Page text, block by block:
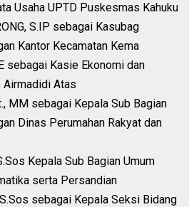
Usaha UPTD Puskesmas Kahuku
S.IP sebagai Kasubag
Kantor Kecamatan Kema
sebagai Kasie Ekonomi dan
Airmadidi Atas
MM sebagai Kepala Sub Bagian
Dinas Perumahan Rakyat dan
Kepala Sub Bagian Umum
serta Persandian
sebagai Kepala Seksi Bidang